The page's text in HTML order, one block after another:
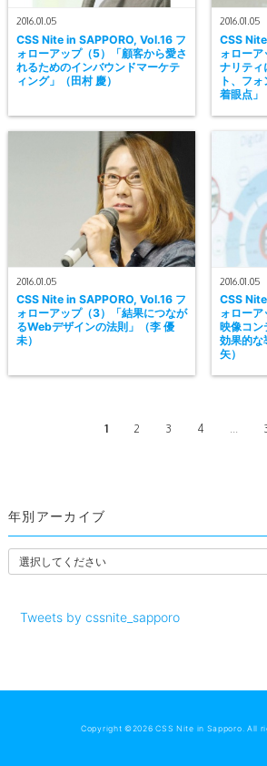
2016.01.05
CSS Nite in SAPPORO, Vol.16 フ
ォローアップ（5）「顧客から愛さ
れるためのインバウンドマーケテ
ィング」（田村 慶）
2016.01.05
CSS
ォロー
ナリティ
ト、フ
着眼点」
2016.01.05
CSS Nite in SAPPORO, Vol.16 フ
ォローアップ（3）「結果につなが
るWebデザインの法則」（李 優
未）
2016.01.05
CSS
ォロー
映像コン
効果的な
矢）
1 2 3 4 ...
年別アーカイブ
Tweets by cssnite_sapporo
Copyright ©2026 CSS Nite in Sapporo. All